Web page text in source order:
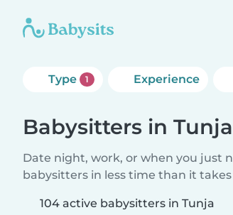
Type 1 Experience
Babysitters in Tunja
Date night, work, or when you just
babysitters in less time than it
104 active babysitters in Tunja